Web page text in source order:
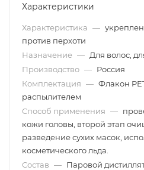
Характеристики
Характеристика —
против перхоти
Назначение — Для волос,
Производство — Россия
Комплектация — Флакон
распылителем
Способ применения —
кожи головы, второй этап
разведение сухих масок,
косметического льда.
Состав — Паровой